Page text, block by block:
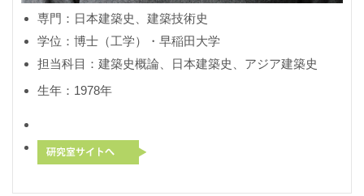
専門：日本建築史、建築技術史
学位：博士（工学）・早稲田大学
担当科目：建築史概論、日本建築史、アジア建築史
生年：1978年